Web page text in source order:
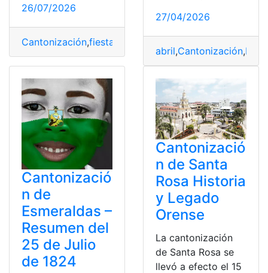
26/07/2026
Cantonización,fiesta
27/04/2026
abril,Cantonización,
Cantonizació
n de
Esmeraldas –
Resumen del
25 de Julio
de 1824
Cantonizació
n de Santa
Rosa Historia
y Legado
Orense
La cantonización
de Santa Rosa se
llevó a efecto el 15